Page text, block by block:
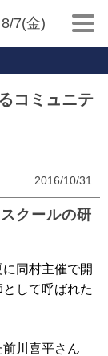
8/7(金)
コミュニテ
2016/10/31
クールの研
同村主催で開
して呼ばれた
川喜平さん